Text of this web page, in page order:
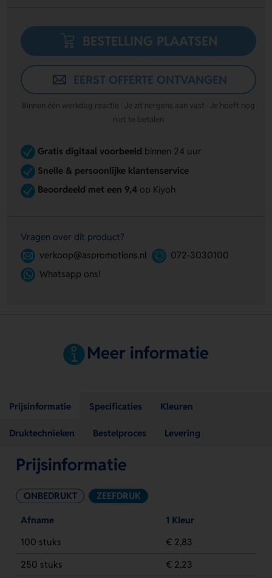
BESTELLING PLAATSEN
EERST OFFERTE ONTVANGEN
Binnen één werkdag reactie · Je zit nergens aan vast · Je hoeft nog
niet te betalen
Gratis digitaal voorbeeld binnen 24 uur
Snelle & persoonlijke klantenservice
Beoordeeld met een 9,4op Kiyoh
Vragen over dit product?
verkoop@aspromotions.nl
072-3030100
Whatsapp ons!
Meer informatie
Prijsinformatie Specificaties Kleuren
Druktechnieken Bestelproces Levering
Prijsinformatie
ONBEDRUKT ZEEFDRUK
Afname
1 Kleur
100 stuks
€ 2,83
250 stuks
€ 2,23